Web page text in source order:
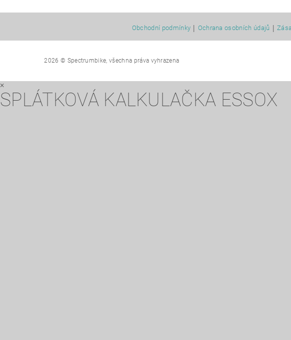
Obchodní podmínky | Ochrana osobních údajů |
2026 © Spectrumbike, všechna práva vyhrazena
×
SPLÁTKOVÁ KALKULAČKA ESSOX